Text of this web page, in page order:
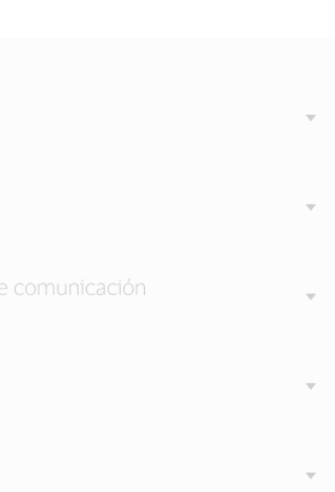
comunicación